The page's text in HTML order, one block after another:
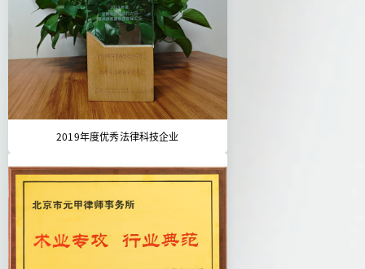
2019年度优秀法律科技企业